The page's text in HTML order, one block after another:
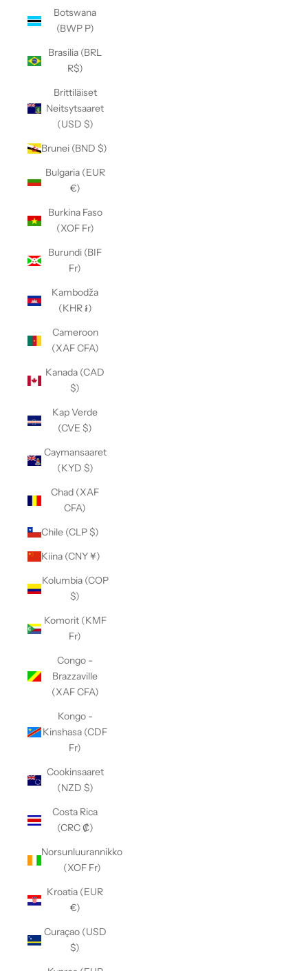
Botswana
(BWP P)
Brasilia (BRL
R$)
Brittiläiset
Neitsytsaaret
(USD $)
Brunei (BND $)
Bulgaria (EUR
€)
Burkina Faso
(XOF Fr)
Burundi (BIF
Fr)
Kambodža
(KHR ៛)
Cameroon
(XAF CFA)
Kanada (CAD
$)
Kap Verde
(CVE $)
Caymansaaret
(KYD $)
Chad (XAF
CFA)
Chile (CLP $)
Kiina (CNY ¥)
Kolumbia (COP
$)
Komorit (KMF
Fr)
Congo -
Brazzaville
(XAF CFA)
Kongo -
Kinshasa (CDF
Fr)
Cookinsaaret
(NZD $)
Costa Rica
(CRC ₡)
Norsunluurannikko
(XOF Fr)
Kroatia (EUR
€)
Curaçao (USD
$)